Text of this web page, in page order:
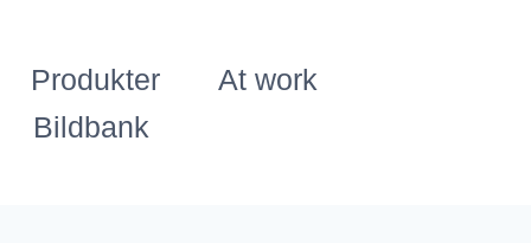
Produkter
At work
Bildbank